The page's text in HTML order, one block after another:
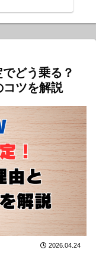
どう乗る？
コツを解説
2026.04.24